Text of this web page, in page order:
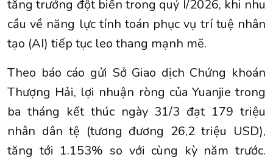
tăng trưởng đột biến trong quý I/2026, khi nhu
cầu về năng lực tính toán phục vụ trí tuệ nhân
tạo (AI) tiếp tục leo thang mạnh mẽ.
Theo báo cáo gửi Sở Giao dịch Chứng khoán
Thượng Hải, lợi nhuận ròng của Yuanjie trong
ba tháng kết thúc ngày 31/3 đạt 179 triệu
nhân dân tệ (tương đương 26,2 triệu USD),
tăng tới 1.153% so với cùng kỳ năm trước.